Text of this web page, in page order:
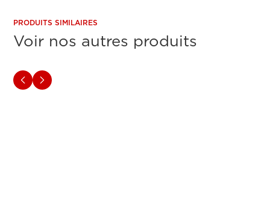
PRODUITS SIMILAIRES
Voir nos autres produits